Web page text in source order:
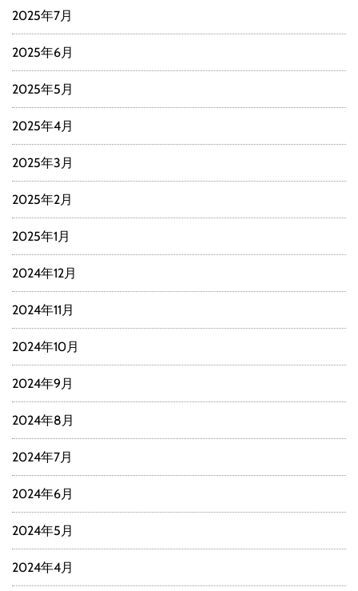
2025年7月
2025年6月
2025年5月
2025年4月
2025年3月
2025年2月
2025年1月
2024年12月
2024年11月
2024年10月
2024年9月
2024年8月
2024年7月
2024年6月
2024年5月
2024年4月